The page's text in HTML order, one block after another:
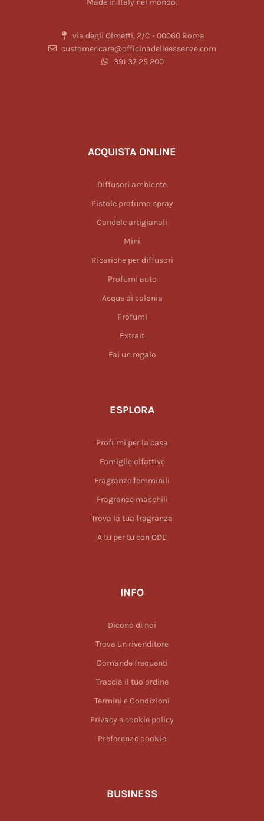
Made in Italy nel mondo.
via degli Olmetti, 2/C - 00060 Roma
customer.care@officinadelleessenze.com
391 37 25 200
ACQUISTA ONLINE
Diffusori ambiente
Pistole profumo spray
Candele artigianali
Mini
Ricariche per diffusori
Profumi auto
Acque di colonia
Profumi
Extrait
Fai un regalo
ESPLORA
Profumi per la casa
Famiglie olfattive
Fragranze femminili
Fragranze maschili
Trova la tua fragranza
A tu per tu con ODE
INFO
Dicono di noi
Trova un rivenditore
Domande frequenti
Traccia il tuo ordine
Termini e Condizioni
Privacy e cookie policy
Preferenze cookie
BUSINESS